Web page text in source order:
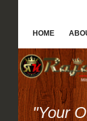
HOME
"Your